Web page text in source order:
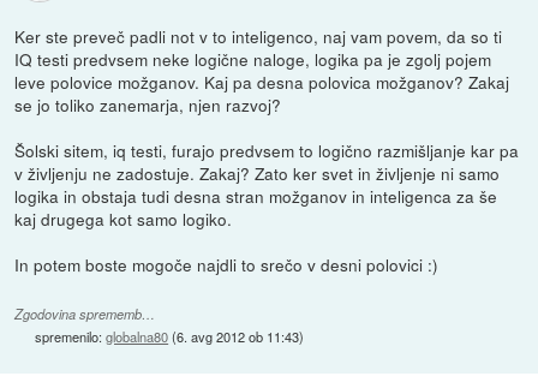
Ker ste preveč padli not v to inteligenco, naj vam povem, da so ti
IQ testi predvsem neke logične naloge, logika pa je zgolj pojem
leve polovice možganov. Kaj pa desna polovica možganov? Zakaj
se jo toliko zanemarja, njen razvoj?
Šolski sitem, iq testi, furajo predvsem to logično razmišljanje kar pa
v življenju ne zadostuje. Zakaj? Zato ker svet in življenje ni samo
logika in obstaja tudi desna stran možganov in inteligenca za še
kaj drugega kot samo logiko.
In potem boste mogoče najdli to srečo v desni polovici :)
Zgodovina sprememb…
spremenilo:globalna80(6. avg 2012 ob 11:43)